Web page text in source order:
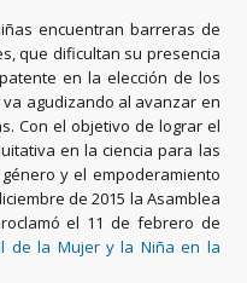
encuentran barreras de
que dificultan su presencia
en la elección de los
agudizando al avanzar en
Con el objetivo de lograr el
en la ciencia para las
y el empoderamiento
de 2015 la Asamblea
el 11 de febrero de
de la Mujer y la Niña en la